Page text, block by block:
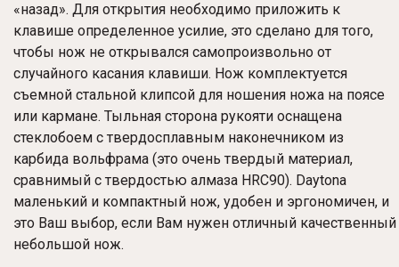
«назад». Для открытия необходимо приложить к
клавише определенное усилие, это сделано для того,
чтобы нож не открывался самопроизвольно от
случайного касания клавиши. Нож комплектуется
съемной стальной клипсой для ношения ножа на поясе
или кармане. Тыльная сторона рукояти оснащена
стеклобоем с твердосплавным наконечником из
карбида вольфрама (это очень твердый материал,
сравнимый с твердостью алмаза HRC90). Daytona
маленький и компактный нож, удобен и эргономичен, и
это Ваш выбор, если Вам нужен отличный качественный
небольшой нож.